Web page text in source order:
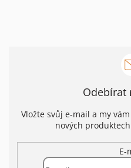
Odebírat
Vložte svůj e-mail a my
nových
E-